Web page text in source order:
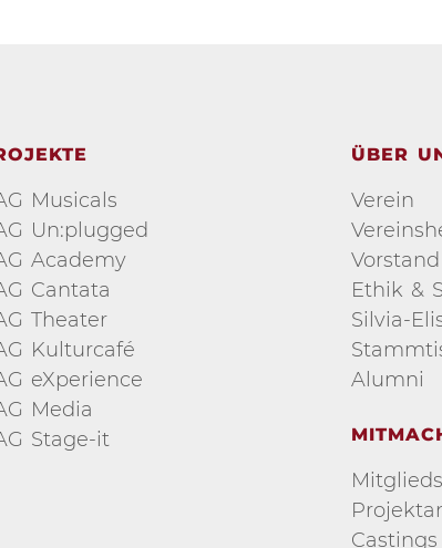
Musicals
Un:plugged
Academy
Cantata
Theater
Kulturcafé
eXperience
Media
Stage-it
ÜBER
Verein
Vorstand
Ethik &
Silvia-
Alumni
Castings